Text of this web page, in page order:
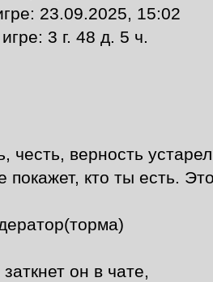
23.09.2025, 15:02
3 г. 48 д. 5 ч.
честь, верность
покажет, кто ты есть.
он в чате,